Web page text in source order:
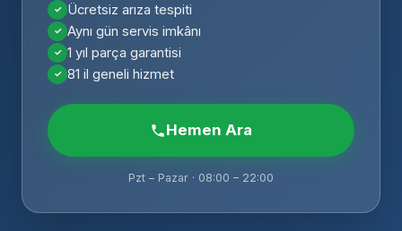
Ücretsiz arıza tespiti
Aynı gün servis imkânı
1 yıl parça garantisi
81 il geneli hizmet
Hemen Ara
Pzt – Pazar · 08:00 – 22:00